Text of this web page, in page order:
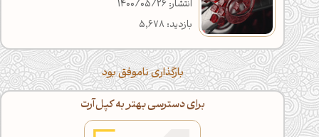
انتشار: 1400/05/26
بازدید: 5,678
بارگذاری ناموفق بود
اگه خسته شدی، با گوشی ادامه بده!